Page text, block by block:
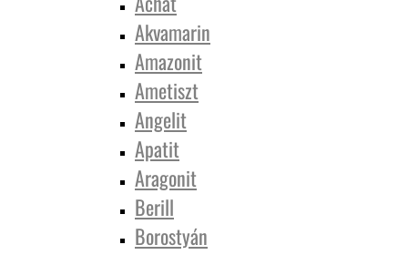
Akvamarin
Amazonit
Ametiszt
Angelit
Apatit
Aragonit
Berill
Borostyán